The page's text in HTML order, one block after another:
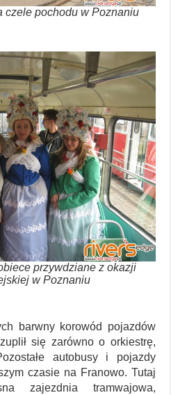
czele pochodu w Poznaniu
przywdziane z okazji
w Poznaniu
barwny korowód pojazdów
się zarówno o orkiestrę,
autobusy i pojazdy
czasie na Franowo. Tutaj
zajezdnia tramwajowa,